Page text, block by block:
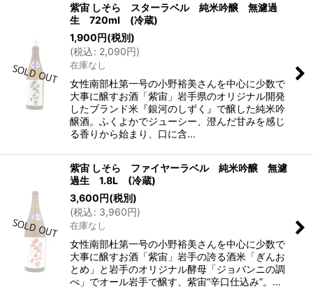
紫宙 しそら スターラベル 純米吟醸 無濾過
生 720ml (冷蔵)
1,900円(税別)
(税込: 2,090円)
在庫なし
女性南部杜第一号の小野裕美さんを中心に少数で
大事に醸すお酒「紫宙」岩手県のオリジナル開発
したブランド米『銀河のしずく』で醸した純米吟
醸酒。ふくよかでジューシー、澄んだ甘みを感じ
る香りから始まり、口に含…
紫宙 しそら ファイヤーラベル 純米吟醸 無濾
過生 1.8L (冷蔵)
3,600円(税別)
(税込: 3,960円)
在庫なし
女性南部杜第一号の小野裕美さんを中心に少数で
大事に醸すお酒「紫宙」岩手の誇る酒米「ぎんお
とめ」と岩手のオリジナル酵母「ジョバンニの調
べ」でオール岩手で醸す、紫宙“辛口仕込み”。…